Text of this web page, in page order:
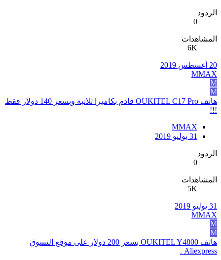
الردود
0
المشاهدات
6K
20 أغسطس 2019
MMAX
M
M
هاتف OUKITEL C17 Pro قادم بكاميرا ثلاثية وبسعر 140 دولار فقط
!!!
MMAX
31 يوليو 2019
الردود
0
المشاهدات
5K
31 يوليو 2019
MMAX
M
M
هاتف OUKITEL Y4800 بسعر 200 دولار على موقع التسوق
Aliexpress .